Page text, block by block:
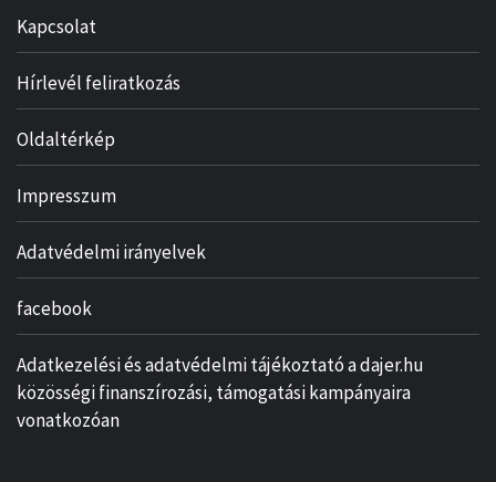
Kapcsolat
Hírlevél feliratkozás
Oldaltérkép
Impresszum
Adatvédelmi irányelvek
facebook
Adatkezelési és adatvédelmi tájékoztató a dajer.hu
közösségi finanszírozási, támogatási kampányaira
vonatkozóan